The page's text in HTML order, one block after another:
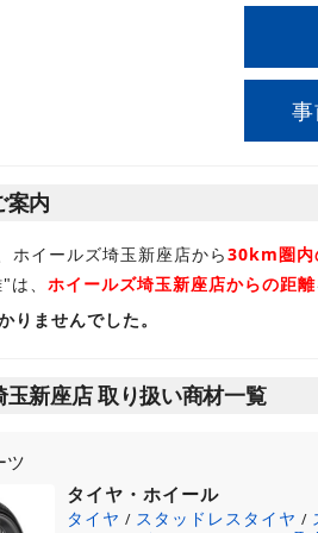
案内
ホイールズ埼玉新座店から30km圏内
、 ホイールズ埼玉新座店からの距離
りませんでした。
玉新座店 取り扱い商材一覧
ツ
タイヤ・ホイール
タイヤ / スタッドレスタイヤ /